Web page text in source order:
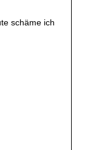
schäme ich